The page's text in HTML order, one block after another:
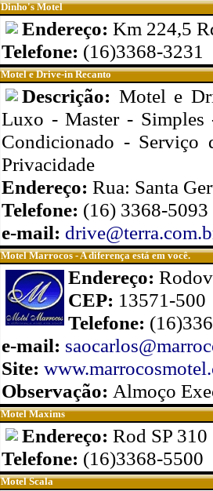
Dinho's Motel
Endereço: Km 224,5
Telefone: (16)3368-3231
Motel e Drive-in Recanto
Descrição: Motel e
Luxo - Master -
Condicionado - Serviço
Privacidade
Endereço: Rua: Santa
Telefone: (16) 3368-5093
e-mail:
Motel Marrocos - A diferença está em você.
Endereço:
CEP: 13571-500
Telefone:
e-mail:
Site:
Observação: Almoço
Motel Maxims
Endereço: Rod SP 310
Telefone: (16)3368-5500
Motel Scala